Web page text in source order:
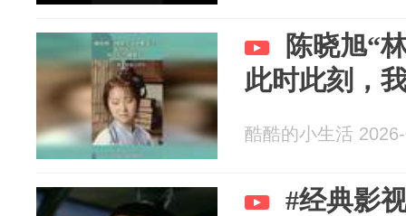
陈晓旭“
此时此刻，
酷酷的小生活
#经典影